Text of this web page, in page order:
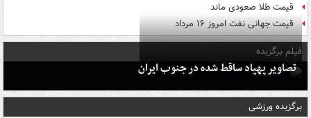
قیمت طلا صعودی ماند
قیمت جهانی نفت امروز ۱۶ مرداد
فیلم برگزیده
تصاویر پهپاد ساقط شده در جنوب ایران
برگزیده ورزشی